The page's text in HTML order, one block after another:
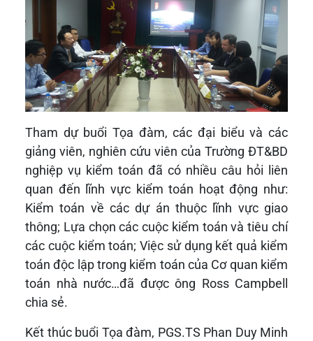
Tham dự buổi Tọa đàm, các đại biểu và các
giảng viên, nghiên cứu viên của Trường ĐT&BD
nghiệp vụ kiểm toán đã có nhiều câu hỏi liên
quan đến lĩnh vực kiểm toán hoạt động như:
Kiểm toán về các dự án thuộc lĩnh vực giao
thông; Lựa chọn các cuộc kiểm toán và tiêu chí
các cuộc kiểm toán; Việc sử dụng kết quả kiểm
toán độc lập trong kiểm toán của Cơ quan kiểm
toán nhà nước…đã được ông Ross Campbell
chia sẻ.
Kết thúc buổi Tọa đàm, PGS.TS Phan Duy Minh